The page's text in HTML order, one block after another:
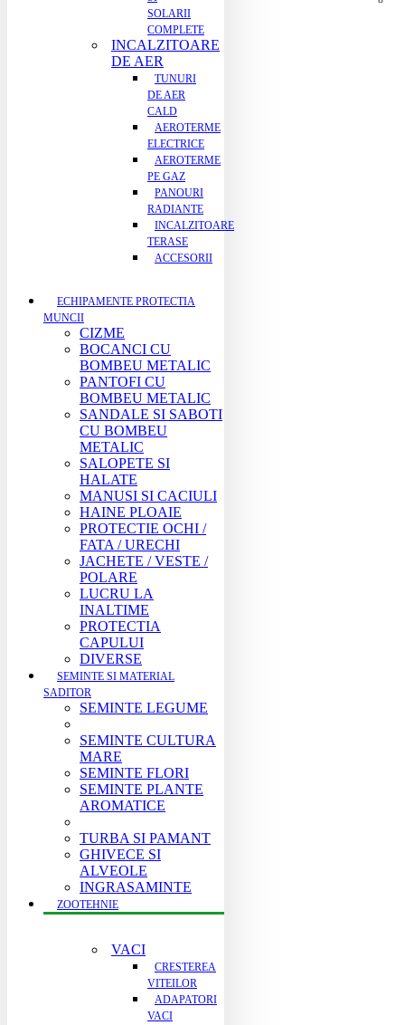
SOLARII
COMPLETE
INCALZITOARE
DE AER
TUNURI
DE AER
CALD
AEROTERME
ELECTRICE
AEROTERME
PE GAZ
PANOURI
RADIANTE
INCALZITOARE
TERASE
ACCESORII
ECHIPAMENTE PROTECTIA
MUNCII
CIZME
BOCANCI CU
BOMBEU METALIC
PANTOFI CU
BOMBEU METALIC
SANDALE SI SABOTI
CU BOMBEU
METALIC
SALOPETE SI
HALATE
MANUSI SI CACIULI
HAINE PLOAIE
PROTECTIE OCHI /
FATA / URECHI
JACHETE / VESTE /
POLARE
LUCRU LA
INALTIME
PROTECTIA
CAPULUI
DIVERSE
SEMINTE SI MATERIAL
SADITOR
SEMINTE LEGUME
SEMINTE CULTURA
MARE
SEMINTE FLORI
SEMINTE PLANTE
AROMATICE
TURBA SI PAMANT
GHIVECE SI
ALVEOLE
INGRASAMINTE
ZOOTEHNIE
VACI
CRESTEREA
VITEILOR
ADAPATORI
VACI